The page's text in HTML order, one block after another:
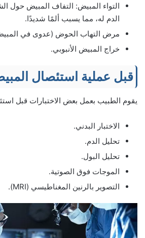
التواء المبيض: التفاف المبيض حول
الدم له، مما يسبب ألمًا شديدًا.
مرض التهاب الحوض (عدوى في
خراج المبيض الأنبوبي.
قبل عملية استئصال
يقوم الطبيب بعمل بعض الاختبارات قبل
الاختبار البدني.
تحليل الدم.
تحليل البول.
الموجات فوق الصوتية.
التصوير بالرنين المغناطيسي (MRI).